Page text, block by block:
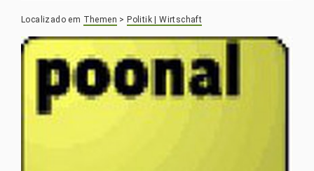
Localizado em Themen > Politik | Wirtschaft